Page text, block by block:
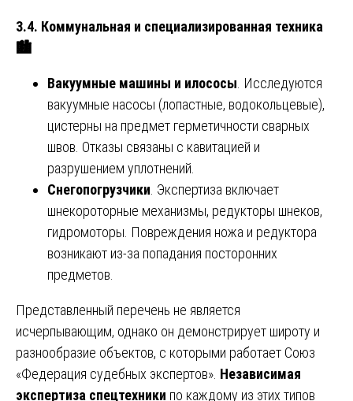
3.4. Коммунальная и специализированная техника
🏙️
Вакуумные машины и илососы . Исследуются
вакуумные насосы (лопастные, водокольцевые),
цистерны на предмет герметичности сварных
швов. Отказы связаны с кавитацией и
разрушением уплотнений.
Снегопогрузчики . Экспертиза включает
шнекороторные механизмы, редукторы шнеков,
гидромоторы. Повреждения ножа и редуктора
возникают из-за попадания посторонних
предметов.
Представленный перечень не является
исчерпывающим, однако он демонстрирует широту и
разнообразие объектов, с которыми работает Союз
«Федерация судебных экспертов». Независимая
экспертиза спецтехники по каждому из этих типов